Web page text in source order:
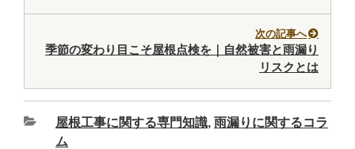
次の記事へ
季節の変わり目こそ屋根点検を｜自然被害と雨漏り
リスクとは
屋根工事に関する専門知識, 雨漏りに関するコラ
ム